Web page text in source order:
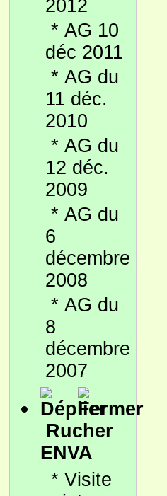
2012
* AG 10
déc 2011
* AG du
11 déc.
2010
* AG du
12 déc.
2009
* AG du
6
décembre
2008
* AG du
8
décembre
2007
Rucher
ENVA
* Visite